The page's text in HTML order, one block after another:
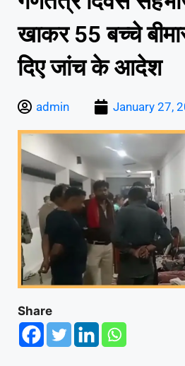
खाकर 55 बच्चे
दिए जांच के आदेश
admin January 27,
Share